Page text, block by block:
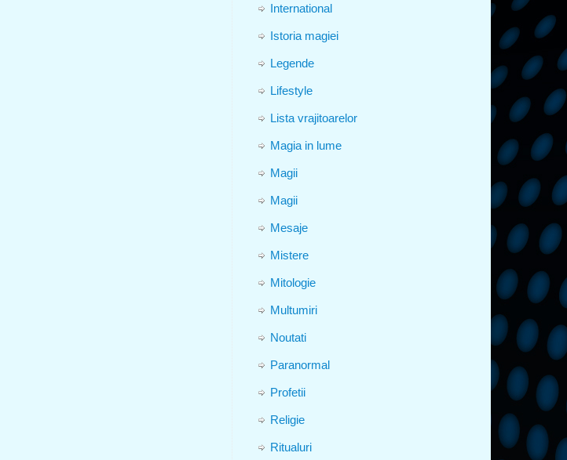
International
Istoria magiei
Legende
Lifestyle
Lista vrajitoarelor
Magia in lume
Magii
Magii
Mesaje
Mistere
Mitologie
Multumiri
Noutati
Paranormal
Profetii
Religie
Ritualuri